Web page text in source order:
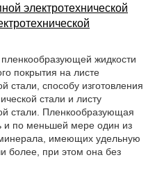
электротехнической
пленкообразующей жидкости
покрытия на листе
стали, способу изготовления
стали и листу
стали. Пленкообразующая
и по меньшей мере один из
минерала, имеющих удельную
более, при этом она без